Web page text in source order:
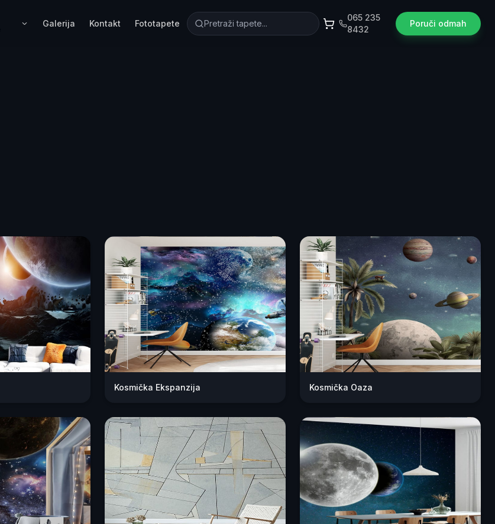
Galerija Kontakt Fototapete
065 235
8432
Poruči odmah
Kosmička Ekspanzija Kosmička Oaza